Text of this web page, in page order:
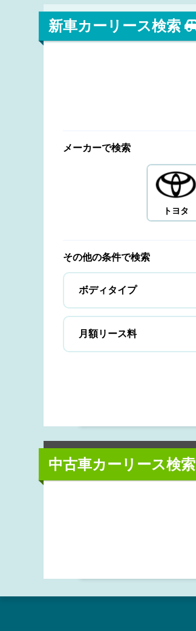
新車カーリース検索
メーカーで検索
トヨタ
その他の条件で検索
ボディタイプ
月額リース料
中古車カーリース検索